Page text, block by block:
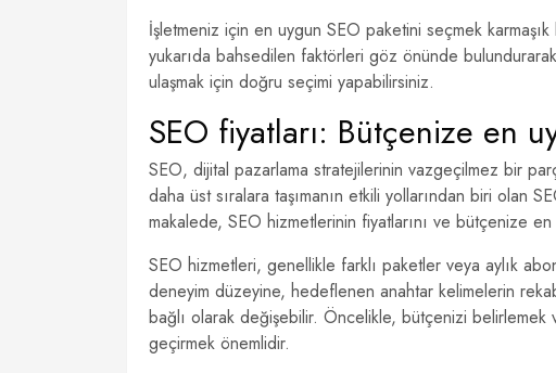
İşletmeniz için en uygun SEO paketini seçmek
yukarıda bahsedilen faktörleri göz önünde
ulaşmak için doğru seçimi yapabilirsiniz.
SEO fiyatları: Bütçenize en
SEO, dijital pazarlama stratejilerinin vazgeçilmez bir
daha üst sıralara taşımanın etkili yollarından biri olan
makalede, SEO hizmetlerinin fiyatlarını ve bütçenize
SEO hizmetleri, genellikle farklı paketler veya aylık
deneyim düzeyine, hedeflenen anahtar kelimelerin
bağlı olarak değişebilir. Öncelikle, bütçenizi
geçirmek önemlidir.